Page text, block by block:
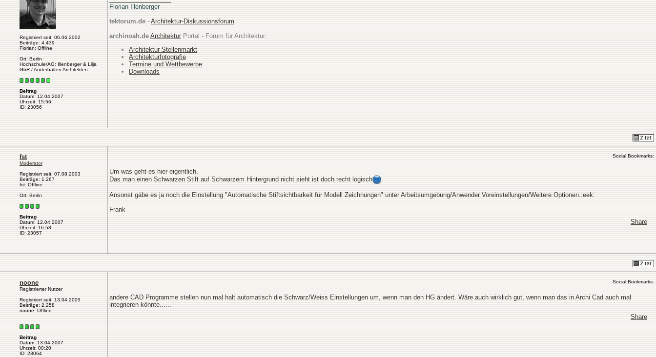
Registriert seit: 06.06.2002
Beiträge: 4.439
Florian: Offline
Ort: Berlin
Hochschule/AG: Illenberger & Lilja
GbR / Anderhalten Architekten
Beitrag
Datum: 12.04.2007
Uhrzeit: 15:56
ID: 23056
Florian Illenberger
tektorum.de - Architektur-Diskussionsforum
archinoah.de ArchitekturPortal - Forum für Architektur:
Architektur Stellenmarkt
Architekturfotografie
Termine und Wettbewerbe
Downloads
fst
Moderator
Registriert seit: 07.08.2003
Beiträge: 1.267
fst: Offline
Ort: Berlin
Beitrag
Datum: 12.04.2007
Uhrzeit: 16:58
ID: 23057
Social Bookmarks:
Um was geht es hier eigentlich.
Das man einen Schwarzen Stift auf Schwarzem Hintergrund nicht sieht ist doch recht logisch
Ansonst gäbe es ja noch die Einstellung "Automatische Stiftsichtbarkeit für Modell Zeichnungen" unter Arbeitsumgebung/Anwender Voreinstellungen/Weitere Optionen.:eek:
Frank
Share
noone
Registrierter Nutzer
Registriert seit: 13.04.2005
Beiträge: 2.258
noone: Offline
Beitrag
Datum: 13.04.2007
Uhrzeit: 00:20
ID: 23064
Social Bookmarks:
andere CAD Programme stellen nun mal halt automatisch die Schwarz/Weiss Einstellungen um, wenn man den HG ändert. Wäre auch wirklich gut, wenn man das in Archi Cad auch mal
integrieren könnte......
Share